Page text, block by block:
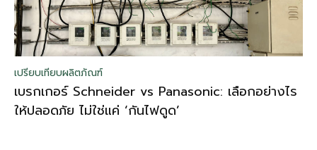
เปรียบเทียบผลิตภัณฑ์
เบรกเกอร์ Schneider vs Panasonic: เลือกอย่างไร
ให้ปลอดภัย ไม่ใช่แค่ ‘กันไฟดูด’